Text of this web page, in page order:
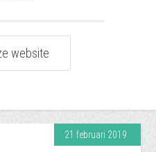
21 februari 2019